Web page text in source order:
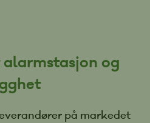
og
på markedet